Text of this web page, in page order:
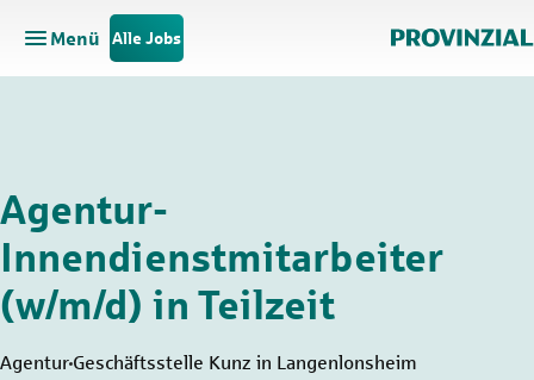
Zum Hauptinhalt springen
Zur Navigation springen
Menü
Hauptnavigation öffnen
Alle Jobs
Agentur-
Innendienstmitarbeiter
(w/m/d) in Teilzeit
Agentur Geschäftsstelle Kunz in Langenlonsheim